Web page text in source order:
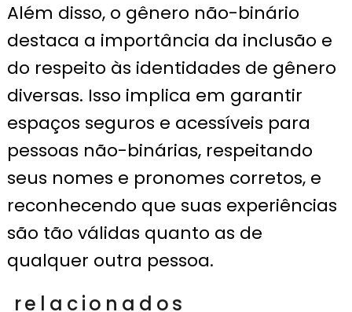
Além disso, o gênero não-binário
destaca a importância da inclusão e
do respeito às identidades de gênero
diversas. Isso implica em garantir
espaços seguros e acessíveis para
pessoas não-binárias, respeitando
seus nomes e pronomes corretos, e
reconhecendo que suas experiências
são tão válidas quanto as de
qualquer outra pessoa.
relacionados